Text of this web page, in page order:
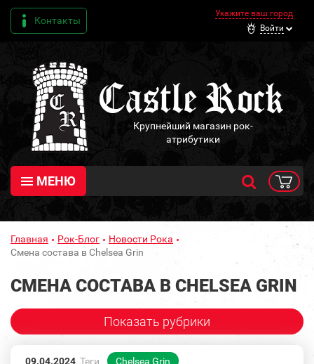
Контакты
Укажите ваш город
Войти
Крупнейший магазин рок-
атрибутики
МЕНЮ
Главная Рок-Блог
Новости Рока
Смена состава в Chelsea Grin
СМЕНА СОСТАВА В CHELSEA GRIN
Показать рубрики
09.04.2024 Теги Chelsea Grin